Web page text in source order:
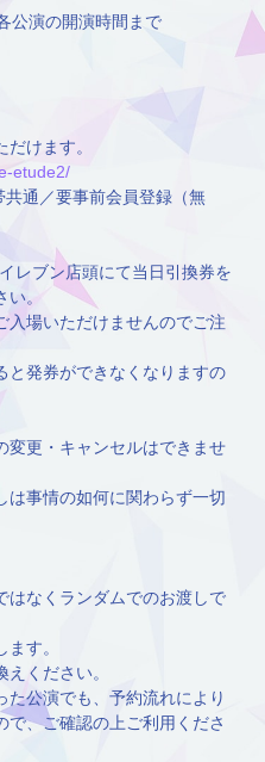
公演の開演時間まで
けます。
etude2/
通／要事前会員登録（無
レブン店頭にて当日引換券を
。
入場いただけませんのでご注
発券ができなくなりますの
変更・キャンセルはできませ
は事情の如何に関わらず一切
なくランダムでのお渡しで
す。
ください。
公演でも、予約流れにより
、ご確認の上ご利用くださ